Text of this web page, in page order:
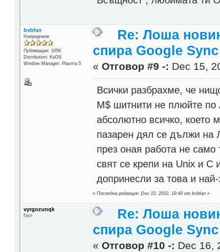
bvbfan
Напреднали
Публикации: 1056
Distribution: KaOS
Window Manager: Plasma 5
Re: Лоша
спира Google Sync
« Отговор #9 -: Dec 15,
Всички разбрахме, че
М$ шитнити не плюйте по
абсолютно всичко, което
пазарен дял се дължи на
през оная работа не
свят се крепи на Unix и C
допринесли за това и
«Последна редакция: Dec 15, 2012, 19:49 от bvbfan »
vyrgozunqk
Гост
Re: Лоша
спира Google Sync
« Отговор #10 -: Dec 16,